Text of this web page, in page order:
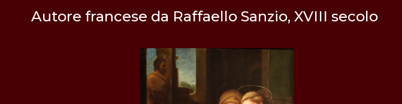
Autore francese da Raffaello Sanzio, XVIII secolo